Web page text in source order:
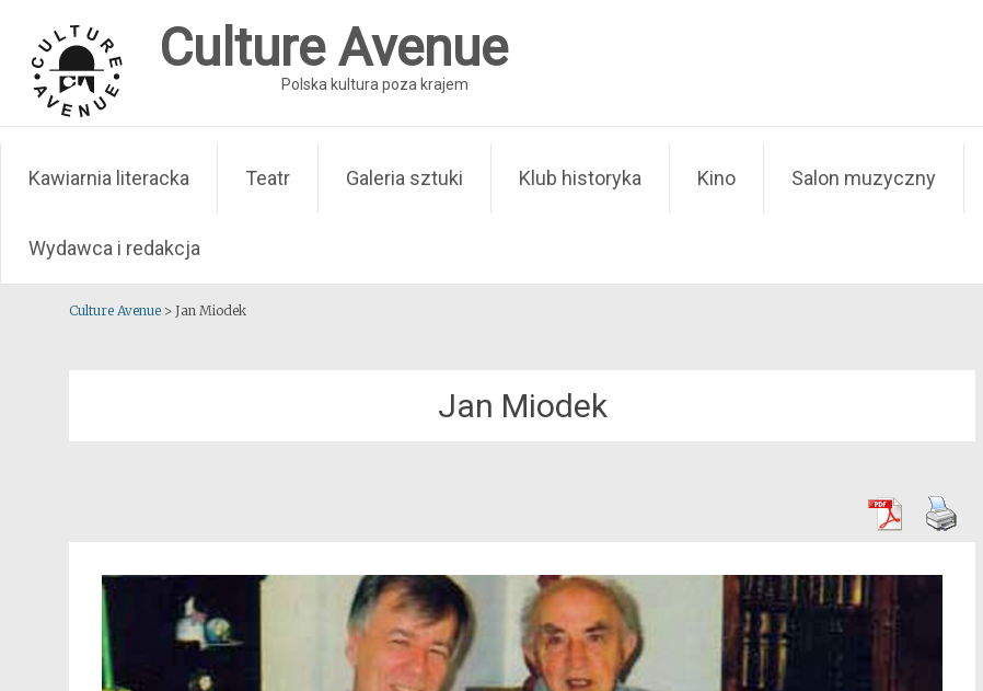
content
Culture Avenue
Polska kultura poza krajem
Kawiarnia literacka Teatr Galeria sztuki Klub historyka Kino Salon muzyczny
Wydawca i redakcja
Culture Avenue > Jan Miodek
Jan Miodek